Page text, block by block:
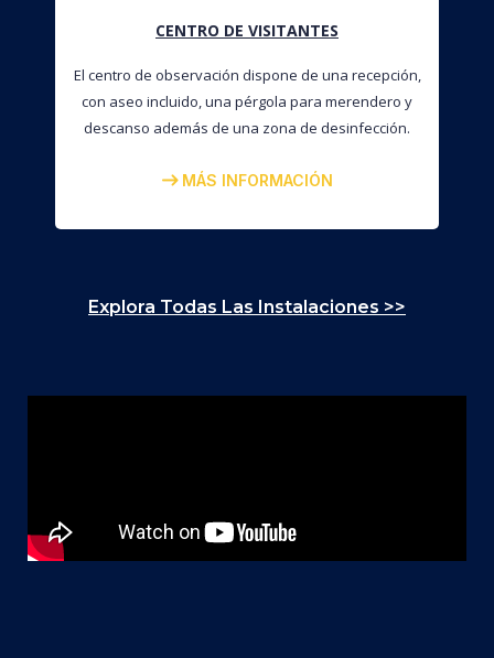
CENTRO DE VISITANTES
El centro de observación dispone de una recepción,
con aseo incluido, una pérgola para merendero y
descanso además de una zona de desinfección.
MÁS INFORMACIÓN
Explora Todas Las Instalaciones >>